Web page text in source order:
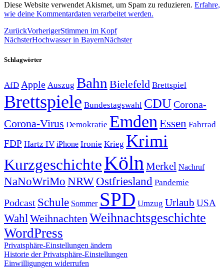
Diese Website verwendet Akismet, um Spam zu reduzieren. Erfahre,
wie deine Kommentardaten verarbeitet werden.
ZurückVorherigerStimmen im Kopf
NächsterHochwasser in BayernNächster
Schlagwörter
AfD Apple Auszug Bahn Bielefeld Brettspiel
Brettspiele Bundestagswahl CDUCorona-
Corona-Virus Demokratie Emden Essen Fahrrad
FDP Hartz IV iPhone Ironie Krieg Krimi
KurzgeschichteKöln Merkel Nachruf
NaNoWriMo NRWOstfriesland Pandemie
Podcast Schule Sommer SPD Umzug Urlaub USA
Wahl Weihnachten Weihnachtsgeschichte
WordPress
Privatsphäre-Einstellungen ändern
Historie der Privatsphäre-Einstellungen
Einwilligungen widerrufen